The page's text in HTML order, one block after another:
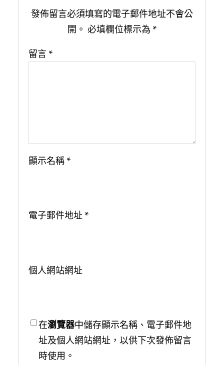
發佈留言必須填寫的電子郵件地址不會公
開。 必填欄位標示為 *
留言 *
顯示名稱 *
電子郵件地址 *
個人網站網址
在瀏覽器中儲存顯示名稱、電子郵件地
址及個人網站網址，以供下次發佈留言
時使用。